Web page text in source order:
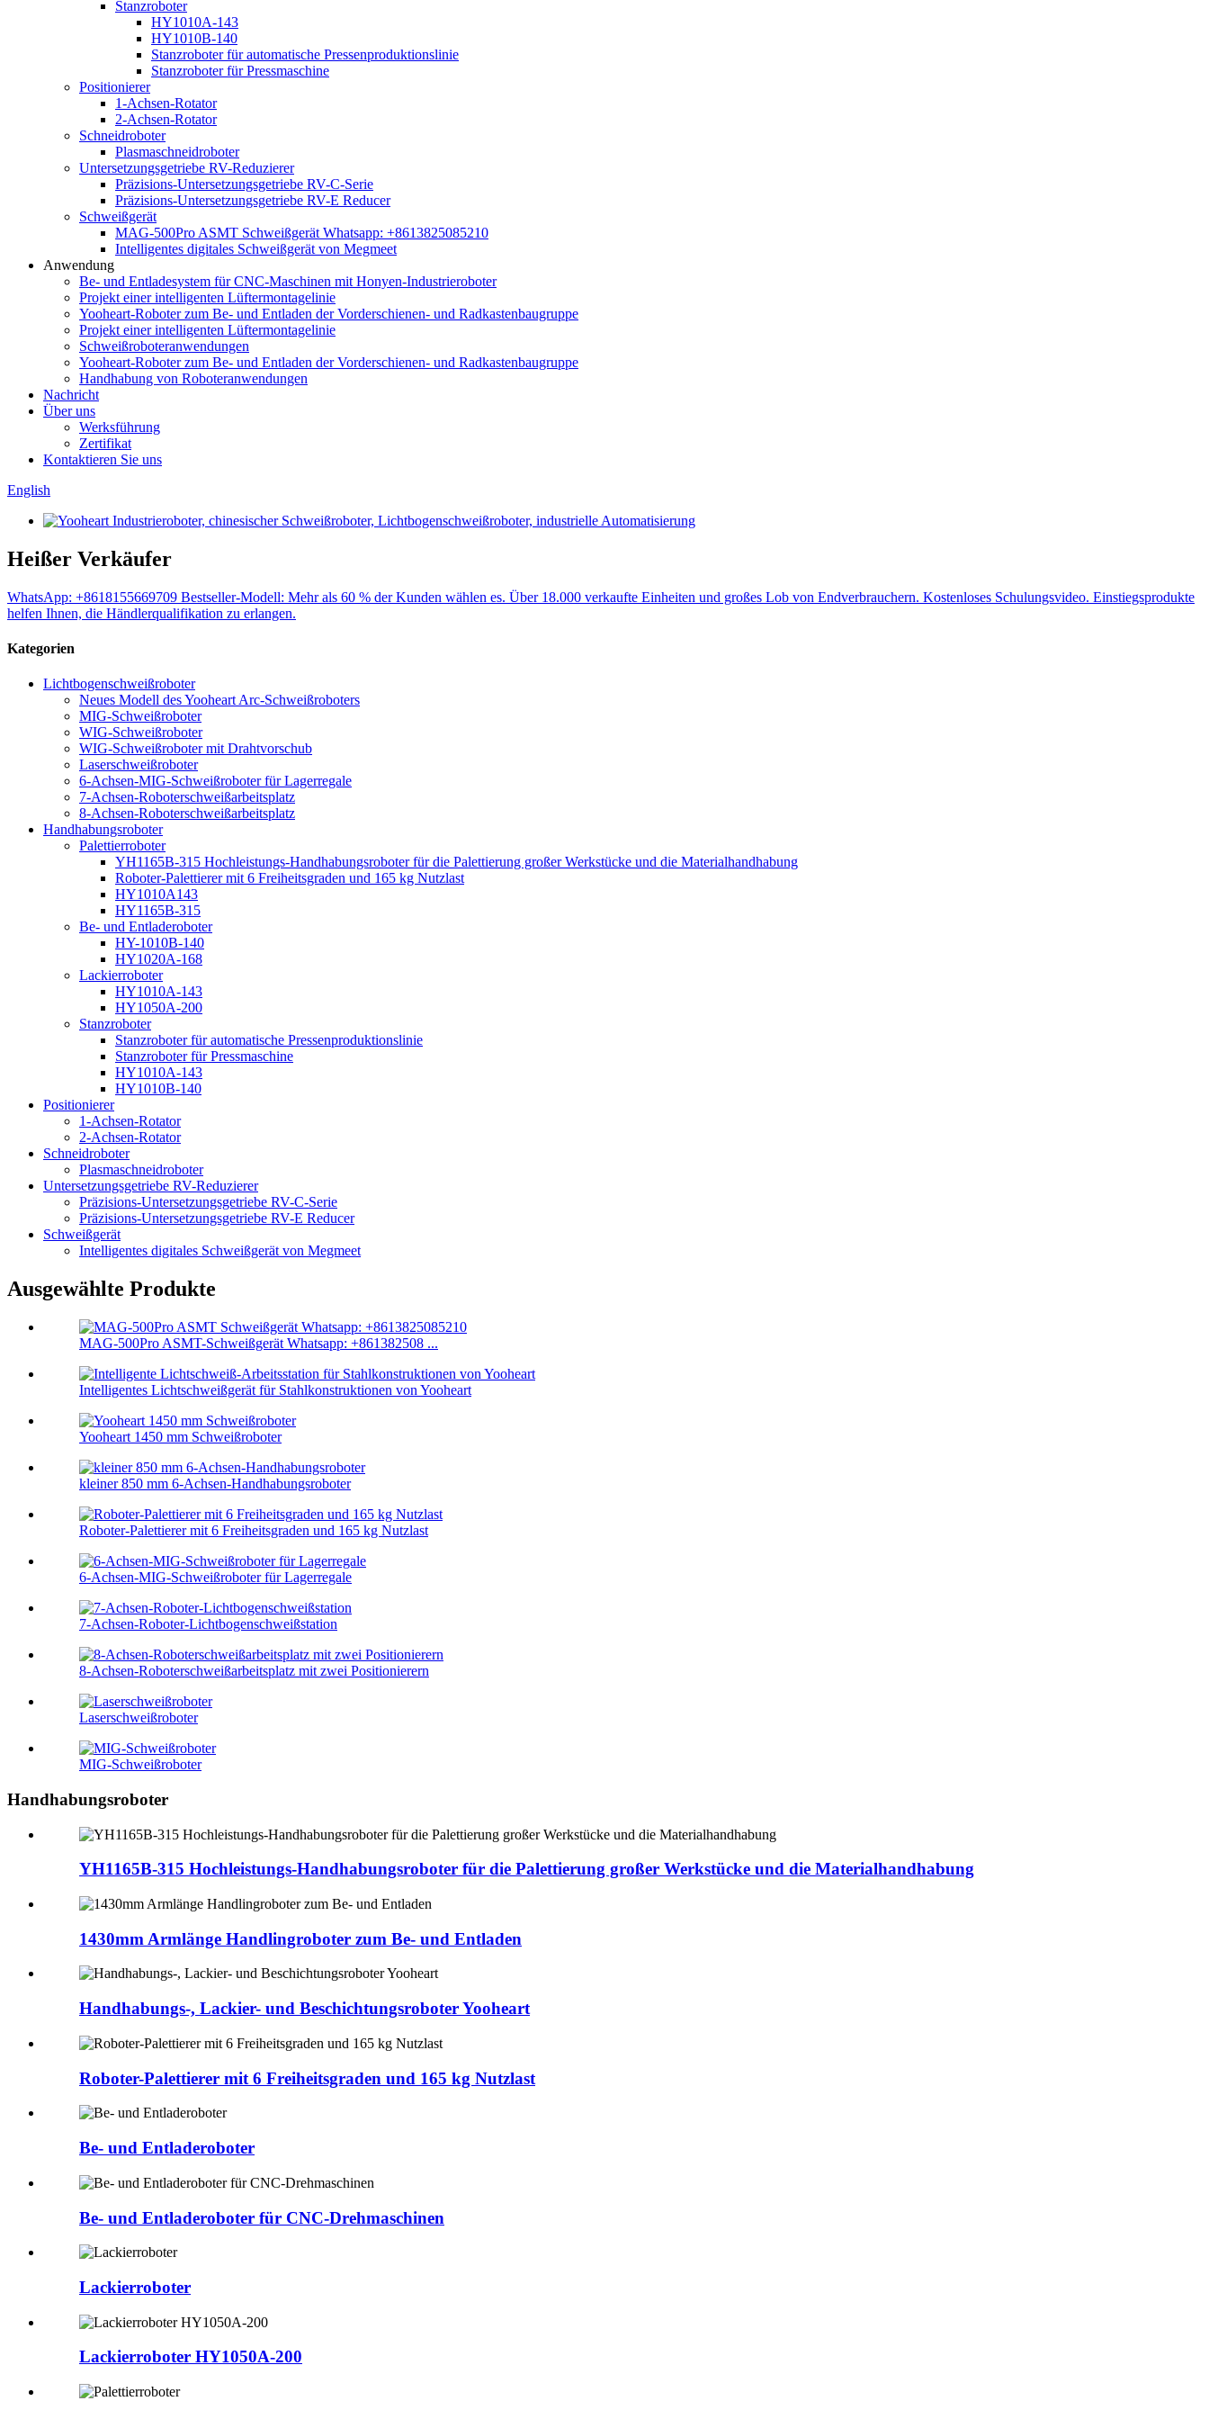
Stanzroboter
HY1010A-143
HY1010B-140
Stanzroboter für automatische Pressenproduktionslinie
Stanzroboter für Pressmaschine
Positionierer
1-Achsen-Rotator
2-Achsen-Rotator
Schneidroboter
Plasmaschneidroboter
Untersetzungsgetriebe RV-Reduzierer
Präzisions-Untersetzungsgetriebe RV-C-Serie
Präzisions-Untersetzungsgetriebe RV-E Reducer
Schweißgerät
MAG-500Pro ASMT Schweißgerät Whatsapp: +8613825085210
Intelligentes digitales Schweißgerät von Megmeet
Anwendung
Be- und Entladesystem für CNC-Maschinen mit Honyen-Industrieroboter
Projekt einer intelligenten Lüftermontagelinie
Yooheart-Roboter zum Be- und Entladen der Vorderschienen- und Radkastenbaugruppe
Projekt einer intelligenten Lüftermontagelinie
Schweißroboteranwendungen
Yooheart-Roboter zum Be- und Entladen der Vorderschienen- und Radkastenbaugruppe
Handhabung von Roboteranwendungen
Nachricht
Über uns
Werksführung
Zertifikat
Kontaktieren Sie uns
English
Heißer Verkäufer
WhatsApp: +8618155669709 Bestseller-Modell: Mehr als 60 % der Kunden wählen es. Über 18.000 verkaufte Einheiten und großes Lob von Endverbrauchern. Kostenloses Schulungsvideo. Einstiegsprodukte
helfen Ihnen, die Händlerqualifikation zu erlangen.
Kategorien
Lichtbogenschweißroboter
Neues Modell des Yooheart Arc-Schweißroboters
MIG-Schweißroboter
WIG-Schweißroboter
WIG-Schweißroboter mit Drahtvorschub
Laserschweißroboter
6-Achsen-MIG-Schweißroboter für Lagerregale
7-Achsen-Roboterschweißarbeitsplatz
8-Achsen-Roboterschweißarbeitsplatz
Handhabungsroboter
Palettierroboter
YH1165B-315 Hochleistungs-Handhabungsroboter für die Palettierung großer Werkstücke und die Materialhandhabung
Roboter-Palettierer mit 6 Freiheitsgraden und 165 kg Nutzlast
HY1010A143
HY1165B-315
Be- und Entladeroboter
HY-1010B-140
HY1020A-168
Lackierroboter
HY1010A-143
HY1050A-200
Stanzroboter
Stanzroboter für automatische Pressenproduktionslinie
Stanzroboter für Pressmaschine
HY1010A-143
HY1010B-140
Positionierer
1-Achsen-Rotator
2-Achsen-Rotator
Schneidroboter
Plasmaschneidroboter
Untersetzungsgetriebe RV-Reduzierer
Präzisions-Untersetzungsgetriebe RV-C-Serie
Präzisions-Untersetzungsgetriebe RV-E Reducer
Schweißgerät
Intelligentes digitales Schweißgerät von Megmeet
Ausgewählte Produkte
MAG-500Pro ASMT-Schweißgerät Whatsapp: +861382508 ...
Intelligentes Lichtschweißgerät für Stahlkonstruktionen von Yooheart
Yooheart 1450 mm Schweißroboter
kleiner 850 mm 6-Achsen-Handhabungsroboter
Roboter-Palettierer mit 6 Freiheitsgraden und 165 kg Nutzlast
6-Achsen-MIG-Schweißroboter für Lagerregale
7-Achsen-Roboter-Lichtbogenschweißstation
8-Achsen-Roboterschweißarbeitsplatz mit zwei Positionierern
Laserschweißroboter
MIG-Schweißroboter
Handhabungsroboter
YH1165B-315 Hochleistungs-Handhabungsroboter für die Palettierung großer Werkstücke und die Materialhandhabung
1430mm Armlänge Handlingroboter zum Be- und Entladen
Handhabungs-, Lackier- und Beschichtungsroboter Yooheart
Roboter-Palettierer mit 6 Freiheitsgraden und 165 kg Nutzlast
Be- und Entladeroboter
Be- und Entladeroboter für CNC-Drehmaschinen
Lackierroboter
Lackierroboter HY1050A-200